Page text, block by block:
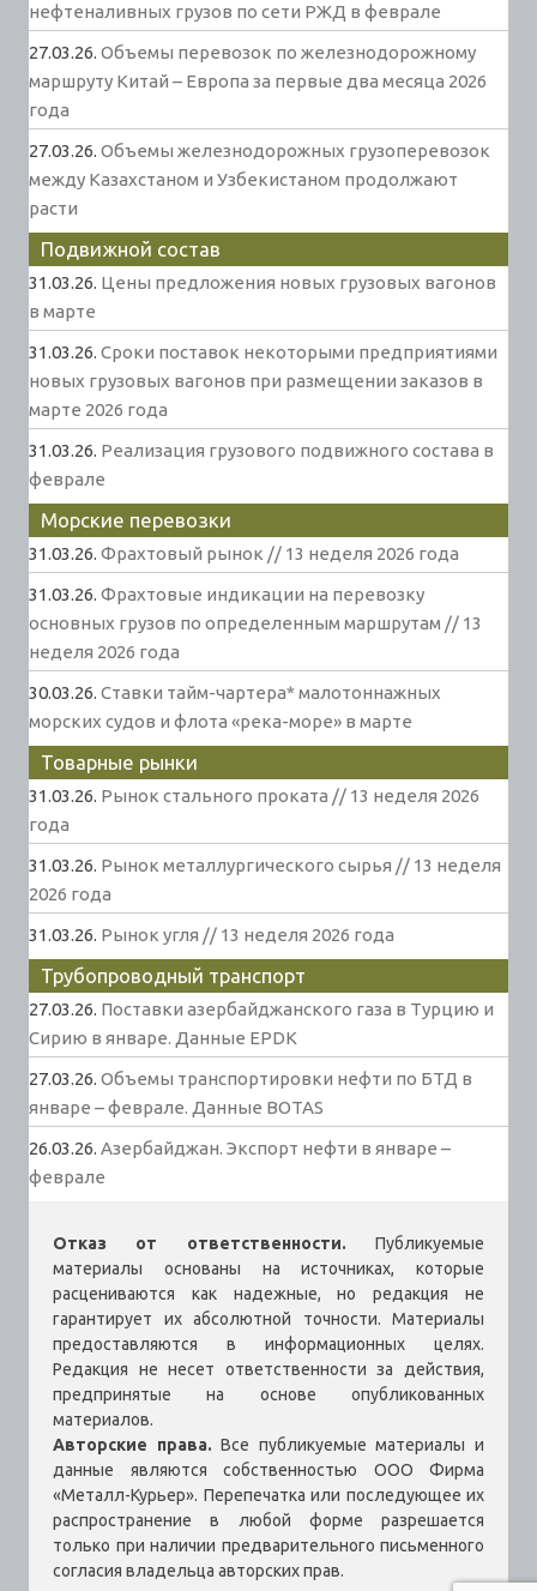
нефтеналивных грузов по сети РЖД в феврале
27.03.26. Объемы перевозок по железнодорожному
маршруту Китай – Европа за первые два месяца 2026
года
27.03.26. Объемы железнодорожных грузоперевозок
между Казахстаном и Узбекистаном продолжают
расти
Подвижной состав
31.03.26. Цены предложения новых грузовых вагонов
в марте
31.03.26. Сроки поставок некоторыми предприятиями
новых грузовых вагонов при размещении заказов в
марте 2026 года
31.03.26. Реализация грузового подвижного состава в
феврале
Морские перевозки
31.03.26. Фрахтовый рынок // 13 неделя 2026 года
31.03.26. Фрахтовые индикации на перевозку
основных грузов по определенным маршрутам // 13
неделя 2026 года
30.03.26. Ставки тайм-чартера* малотоннажных
морских судов и флота «река-море» в марте
Товарные рынки
31.03.26. Рынок стального проката // 13 неделя 2026
года
31.03.26. Рынок металлургического сырья // 13 неделя
2026 года
31.03.26. Рынок угля // 13 неделя 2026 года
Трубопроводный транспорт
27.03.26. Поставки азербайджанского газа в Турцию и
Сирию в январе. Данные EPDK
27.03.26. Объемы транспортировки нефти по БТД в
январе – феврале. Данные BOTAS
26.03.26. Азербайджан. Экспорт нефти в январе –
феврале
Отказ от ответственности. Публикуемые
материалы основаны на источниках, которые
расцениваются как надежные, но редакция не
гарантирует их абсолютной точности. Материалы
предоставляются в информационных целях.
Редакция не несет ответственности за действия,
предпринятые на основе опубликованных
материалов.
Авторские права. Все публикуемые материалы и
данные являются собственностью ООО Фирма
«Металл-Курьер». Перепечатка или последующее их
распространение в любой форме разрешается
только при наличии предварительного письменного
согласия владельца авторских прав.